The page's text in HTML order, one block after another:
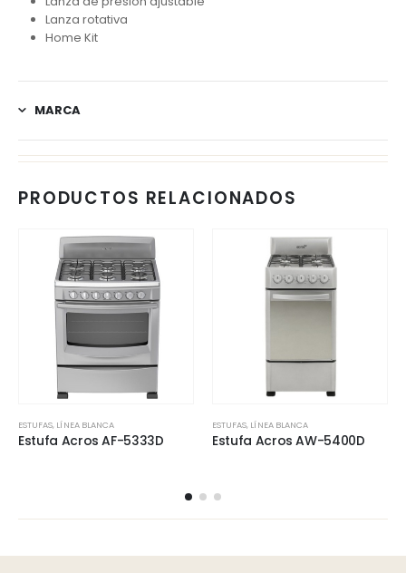
Lanza rotativa
Home Kit
MARCA
PRODUCTOS RELACIONADOS
ESTUFAS, LÍNEA BLANCA
Estufa Acros AF-5333D
ESTUFAS, LÍNEA BLANCA
Estufa Acros AW-5400D